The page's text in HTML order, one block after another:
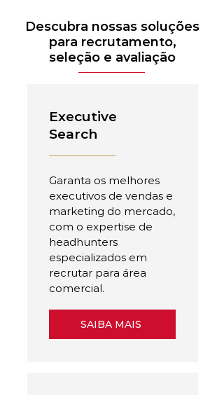
Descubra nossas soluções
para recrutamento,
seleção e avaliação
Executive
Search
Garanta os melhores
executivos de vendas e
marketing do mercado,
com o expertise de
headhunters
especializados em
recrutar para área
comercial.
SAIBA MAIS